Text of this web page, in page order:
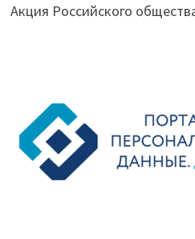
Акция Российского